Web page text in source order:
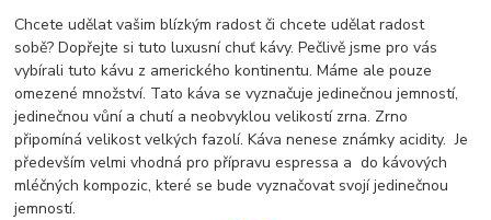
Chcete udělat vašim blízkým radost či chcete udělat radost
sobě? Dopřejte si tuto luxusní chuť kávy. Pečlivě jsme pro vás
vybírali tuto kávu z amerického kontinentu. Máme ale pouze
omezené množství. Tato káva se vyznačuje jedinečnou jemností,
jedinečnou vůní a chutí a neobvyklou velikostí zrna. Zrno
připomíná velikost velkých fazolí. Káva nenese známky acidity. Je
především velmi vhodná pro přípravu espressa a do kávových
mléčných kompozic, které se bude vyznačovat svojí jedinečnou
jemností.